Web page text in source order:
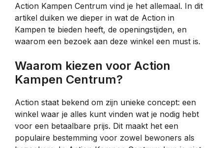
Action Kampen Centrum vind je het allemaal. In dit
artikel duiken we dieper in wat de Action in
Kampen te bieden heeft, de openingstijden, en
waarom een bezoek aan deze winkel een must is.
Waarom kiezen voor Action
Kampen Centrum?
Action staat bekend om zijn unieke concept: een
winkel waar je alles kunt vinden wat je nodig hebt
voor een betaalbare prijs. Dit maakt het een
populaire bestemming voor zowel bewoners als